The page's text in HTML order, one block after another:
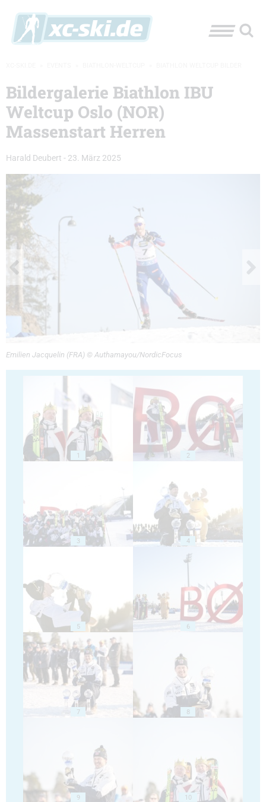
Bildergalerie Biathlon IBU
Weltcup Oslo (NOR)
Massenstart Herren
Harald Deubert - 23. März 2025
Emilien Jacquelin (FRA) © Authamayou/NordicFocus
1 2
3 4
5 6
7 8
9 10